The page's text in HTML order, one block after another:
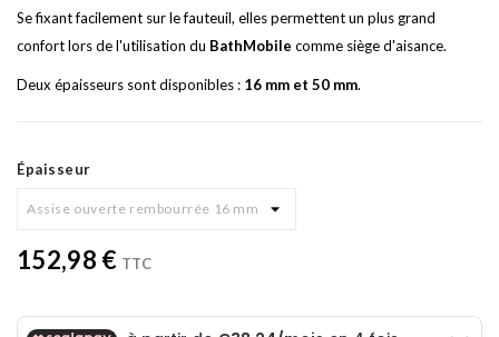
Se fixant facilement sur le fauteuil, elles permettent un plus grand
confort lors de l'utilisation du BathMobile comme siège d'aisance.
Deux épaisseurs sont disponibles : 16 mm et 50 mm.
Épaisseur
152,98 € TTC